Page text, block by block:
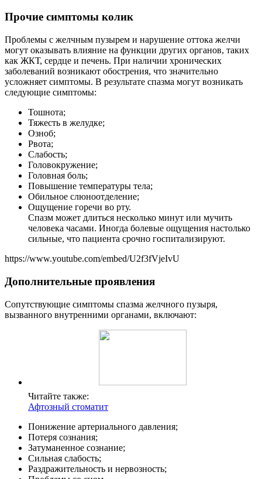
Прочие симптомы колик
Проблемы с желчным пузырем и нарушение оттока желчи
могут оказывать влияние на функции других органов, таких
как ЖКТ, сердце и печень. При наличии хронических
заболеваний возникают обострения, что значительно
усложняет симптомы. В результате спазма могут возникать
следующие симптомы:
Тошнота;
Тяжесть в желудке;
Озноб;
Рвота;
Слабость;
Головокружение;
Головная боль;
Повышение температуры тела;
Обильное слюноотделение;
Ощущение горечи во рту.
Спазм может длиться несколько минут или мучить
человека часами. Иногда болевые ощущения настолько
сильные, что пациента срочно госпитализируют.
https://www.youtube.com/embed/U2f3fVjeIvU
Дополнительные проявления
Сопутствующие симптомы спазма желчного пузыря,
вызванного внутренними органами, включают:
Читайте также:
Афтозный стоматит
Понижение артериального давления;
Потеря сознания;
Затуманенное сознание;
Сильная слабость;
Раздражительность и нервозность;